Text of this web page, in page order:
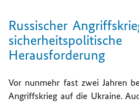
Russischer
sicherheitspolitische
Herausforderung
Vor nunmehr fast zwei Jahren
Angriffskrieg auf die Ukraine.